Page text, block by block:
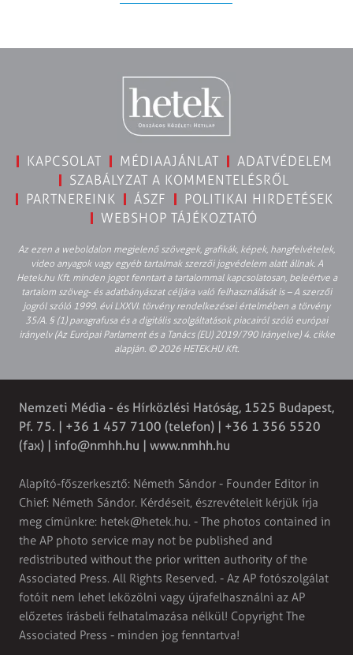
KAPCSOLAT MÉDIAAJÁNLAT
ADATVÉDELEM
SZABÁLYZAT A KOMMENTELÉSRŐL
PARTNEREINK
ÁSZF
POLITIKAI HIRDETÉSEK
WEBSHOP TÁJÉKOZTATÓ
Az ezen a weboldalon megjelenő szövegek, grafikák, képek, hangfelvételek,
video anyagok vagy egyéb tartalmak szerzői jogvédelem alatt állnak. A
Hetek.hu Kft. minden jogot fenntart a tartalommal kapcsolatosan, beleértve a
tartalom szöveg- és adatbányászat céljára való felhasználását is – A szerzői
jogról szóló 1999. évi LXXVI. törvény rendelkezései értelmében a törvény
35/A. § (1) paragrafusa és a digitális szolgáltatások piacairól szóló európai
irányelv (Az Európai Parlament és a Tanács (EU) 2019/790 Irányelve) 4. cikke
alapján. © 2026 HETEK.HU Kft.
Nemzeti Média - és Hírközlési Hatóság, 1525 Budapest,
Pf. 75. | +36 1 457 7100 (telefon) | +36 1 356 5520
(fax) | info@nmhh.hu | www.nmhh.hu
Alapító-főszerkesztő: Németh Sándor - Founder Editor in
Chief: Németh Sándor. Kérdéseit, észrevételeit kérjük írja
meg címünkre: hetek@hetek.hu. - The photos contained in
the AP photo service may not be published and
redistributed without the prior written authority of the
Associated Press. All Rights Reserved. - Az AP fotószolgálat
fotóit nem lehet leközölni vagy újrafelhasználni az AP
előzetes írásbeli felhatalmazása nélkül! Copyright The
Associated Press - minden jog fenntartva!